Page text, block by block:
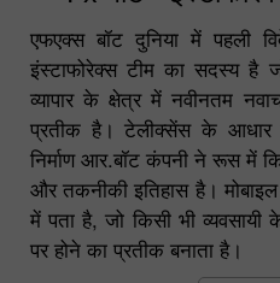
एफएक्स बॉट दुनिया में पहली
इंस्टाफोरेक्स टीम का सदस्य है
व्यापार के क्षेत्र में नवीनतम
प्रतीक है। टेलीक्सेंस के आधार
निर्माण आर.बॉट कंपनी ने रूस में
और तकनीकी इतिहास है।
में पता है, जो किसी भी
पर होने का प्रतीक बनाता है।